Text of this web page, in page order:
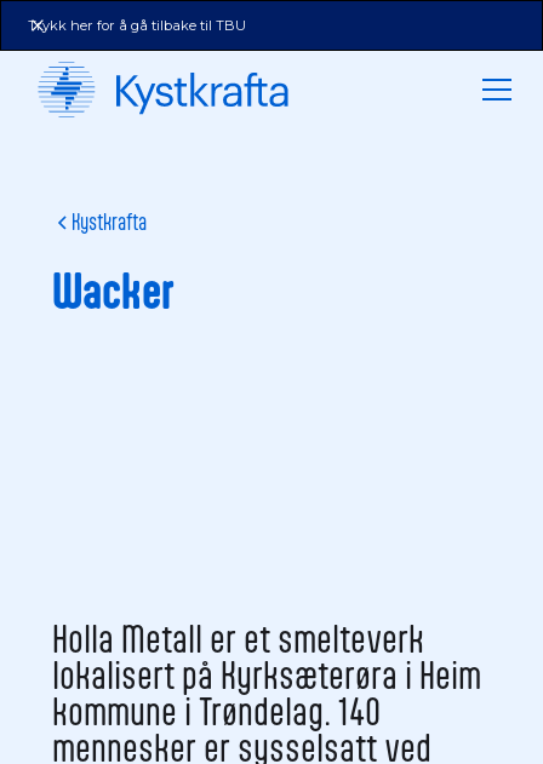
Trykk her for å gå tilbake til TBU
Kystkrafta
Wacker
Holla Metall er et smelteverk
lokalisert på Kyrksæterøra i Heim
kommune i Trøndelag. 140
mennesker er sysselsatt ved